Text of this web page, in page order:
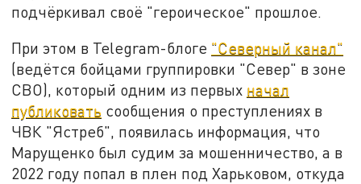
подчёркивал своё "героическое" прошлое.
При этом в Telegram-блоге "Северный канал"
(ведётся бойцами группировки "Север" в зоне
СВО), который одним из первых начал
публиковать сообщения о преступлениях в
ЧВК "Ястреб", появилась информация, что
Марущенко был судим за мошенничество, а в
2022 году попал в плен под Харьковом, откуда